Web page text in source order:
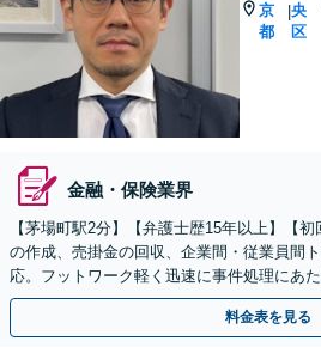
京
都
|央
区
金融・保険業界
【茅場町駅2分】【弁護士歴15年以上】【
の作成、売掛金の回収、企業間・従業員間
応。フットワーク軽く迅速に事件処理にあ
ておりますので、ぜひご相談ください。【
料金表を見る